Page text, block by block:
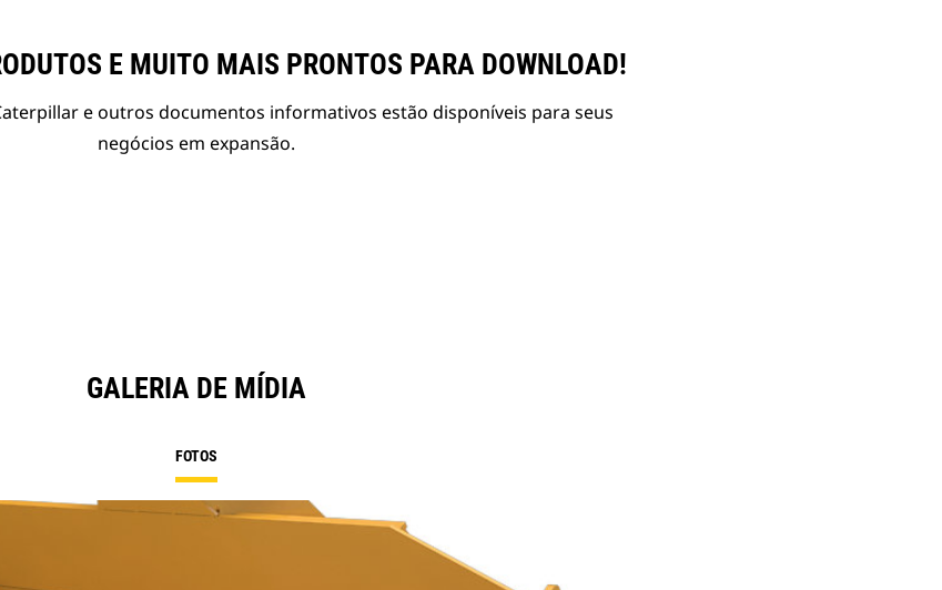
E MUITO MAIS PRONTOS PARA DOWNLOAD!
e outros documentos informativos estão disponíveis para seus
negócios em expansão.
GALERIA DE MÍDIA
FOTOS